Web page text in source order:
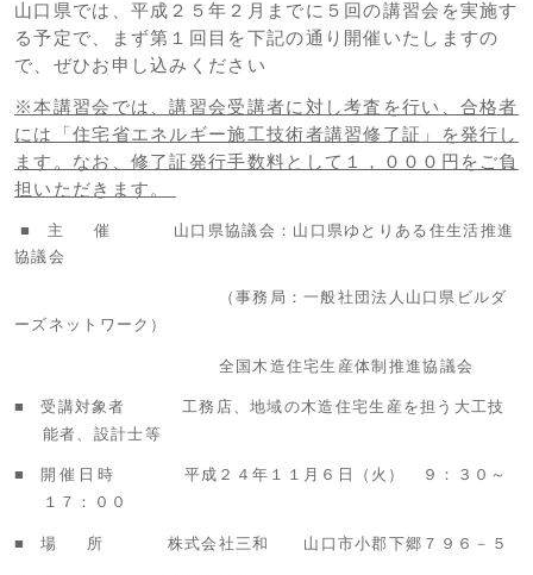
山口県では、平成２５年２月までに５回の講習会を実施す
る予定で、まず第１回目を下記の通り開催いたしますの
で、ぜひお申し込みください
※本講習会では、講習会受講者に対し考査を行い、合格者
には「住宅省エネルギー施工技術者講習修了証」を発行し
ます。なお、修了証発行手数料として１，０００円をご負
担いただきます。
■ 主催
山口県協議会：山口県ゆとりある住生活推進
協議会
（事務局：一般社団法人山口県ビルダ
ーズネットワーク）
全国木造住宅生産体制推進協議会
■
受講対象者 工務店、地域の木造住宅生産を担う大工技
能者、設計士等
■ 開催日時
平成２４年１１月６日（火） ９：３０～
１７：００
■ 場所 株式会社三和 山口市小郡下郷７９６－５